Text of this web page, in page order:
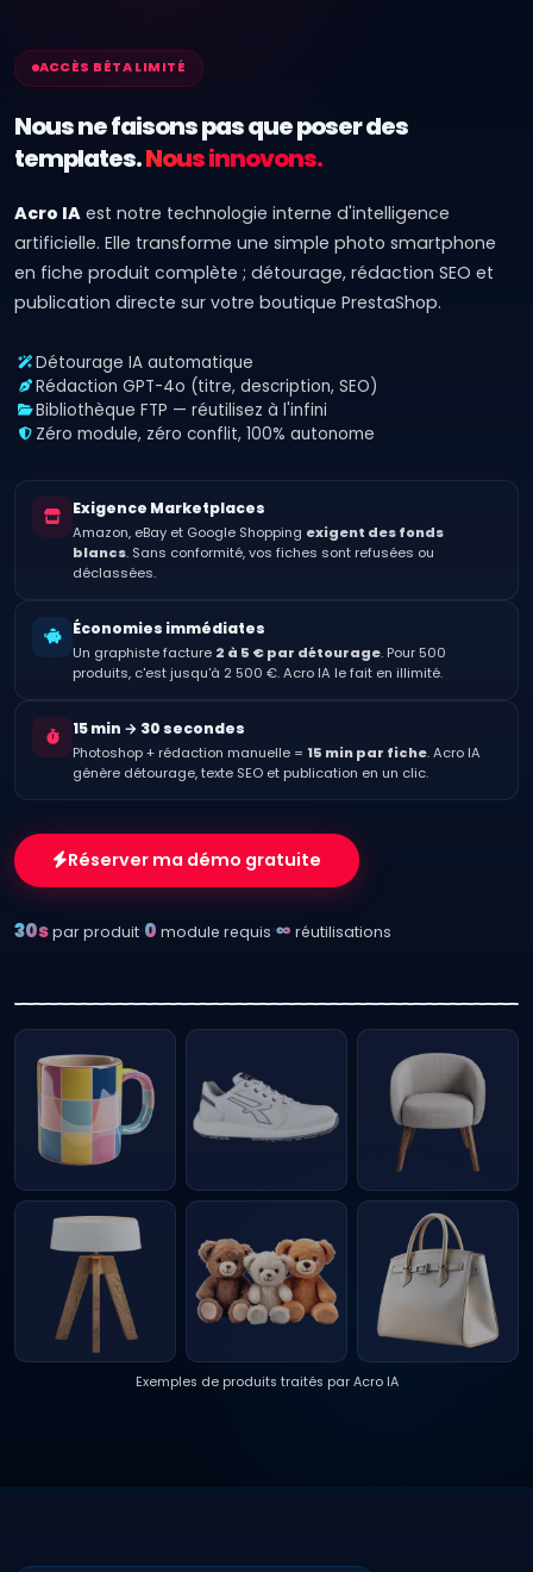
ACCÈS BÊTA LIMITÉ
Nous ne faisons pas que poser des
templates.Nous innovons.
Acro IA est notre technologie interne d'intelligence
artificielle. Elle transforme une simple photo smartphone
en fiche produit complète ; détourage, rédaction SEO et
publication directe sur votre boutique PrestaShop.
Détourage IA automatique
Rédaction GPT-4o (titre, description, SEO)
Bibliothèque FTP — réutilisez à l'infini
Zéro module, zéro conflit, 100% autonome
Exigence Marketplaces
Amazon, eBay et Google Shopping exigent des fonds
blancs. Sans conformité, vos fiches sont refusées ou
déclassées.
Économies immédiates
Un graphiste facture 2 à 5 € par détourage. Pour 500
produits, c'est jusqu'à 2 500 €. Acro IA le fait en illimité.
15 min → 30 secondes
Photoshop + rédaction manuelle =15 min par fiche. Acro IA
génère détourage, texte SEO et publication en un clic.
Réserver ma démo gratuite
30spar produit 0 module requis ∞ réutilisations
Exemples de produits traités par Acro IA